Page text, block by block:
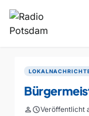
personscheduleVeröffentlicht